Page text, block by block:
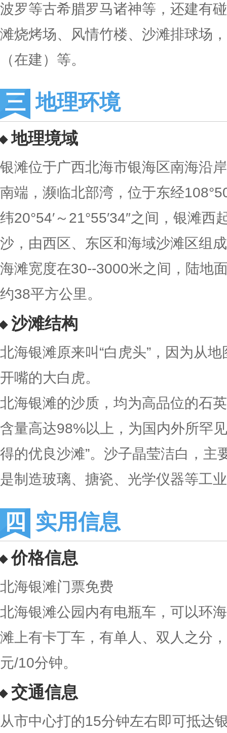
波罗等古希腊罗马诸神等，还建有
滩烧烤场、风情竹楼、沙滩排球场
（在建）等。
地理环境
地理境域
银滩位于广西北海市银海区南海沿
南端，濒临北部湾，位于东经
纬20°54′～21°55′34″之间，银滩
沙，由西区、东区和海域沙滩区组
海滩宽度在30--3000米之间，陆地
约38平方公里。
沙滩结构
北海银滩原来叫“白虎头”，因为从
开嘴的大白虎。
北海银滩的沙质，均为高品位的石
含量高达98%以上，为国内外所罕
得的优良沙滩”。沙子晶莹洁白，主
是制造玻璃、搪瓷、光学仪器等工
实用信息
价格信息
北海银滩门票免费
北海银滩公园内有电瓶车，可以环
滩上有卡丁车，有单人、双人之分
元/10分钟。
交通信息
从市中心打的15分钟左右即可抵达